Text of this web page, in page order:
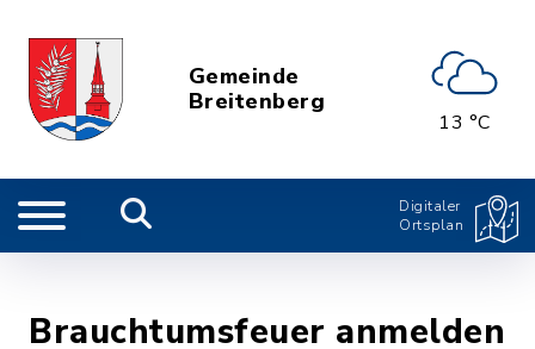
Gemeinde
Breitenberg
13 °C
Digitaler
Ortsplan
Brauchtumsfeuer anmelden